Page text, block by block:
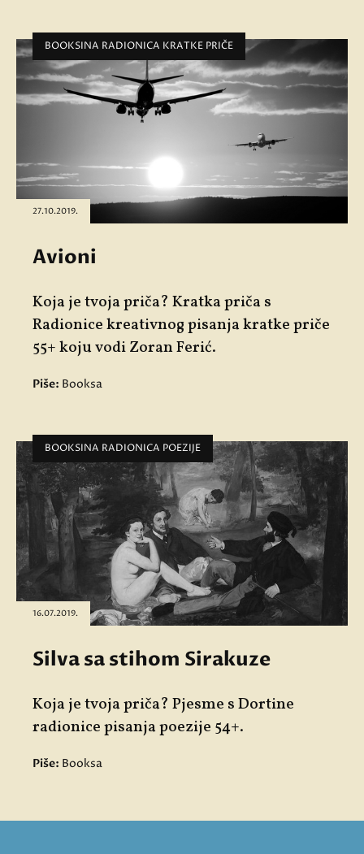
BOOKSINA RADIONICA KRATKE PRIČE
27.10.2019.
Avioni
Koja je tvoja priča? Kratka priča s
Radionice kreativnog pisanja kratke priče
55+ koju vodi Zoran Ferić.
Piše: Booksa
BOOKSINA RADIONICA POEZIJE
16.07.2019.
Silva sa stihom Sirakuze
Koja je tvoja priča? Pjesme s Dortine
radionice pisanja poezije 54+.
Piše: Booksa